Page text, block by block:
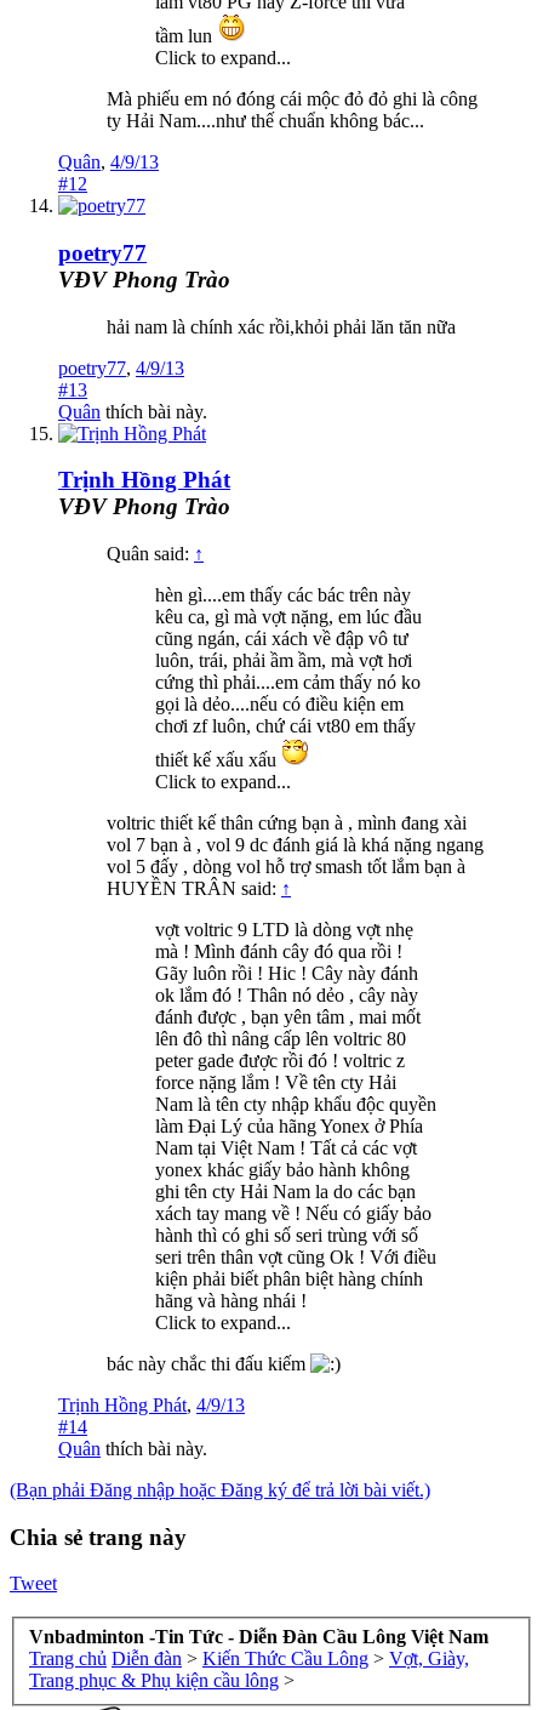
tầm lun
Click to expand...
Mà phiếu em nó đóng cái mộc đỏ đỏ ghi là công
ty Hải Nam....như thế chuẩn không bác...
Quân, 4/9/13
#12
poetry77
VĐV Phong Trào
hải nam là chính xác rồi,khỏi phải lăn tăn nữa
poetry77, 4/9/13
#13
Quân thích bài này.
Trịnh Hồng Phát
VĐV Phong Trào
Quân said: ↑
hèn gì....em thấy các bác trên này
kêu ca, gì mà vợt nặng, em lúc đầu
cũng ngán, cái xách về đập vô tư
luôn, trái, phải ầm ầm, mà vợt hơi
cứng thì phải....em cảm thấy nó ko
gọi là dẻo....nếu có điều kiện em
chơi zf luôn, chứ cái vt80 em thấy
thiết kế xấu xấu
Click to expand...
voltric thiết kế thân cứng bạn à , mình đang xài
vol 7 bạn à , vol 9 dc đánh giá là khá nặng ngang
vol 5 đấy , dòng vol hỗ trợ smash tốt lắm bạn à
HUYỀN TRÂN said: ↑
vợt voltric 9 LTD là dòng vợt nhẹ
mà ! Mình đánh cây đó qua rồi !
Gãy luôn rồi ! Hic ! Cây này đánh
ok lắm đó ! Thân nó dẻo , cây này
đánh được , bạn yên tâm , mai mốt
lên đô thì nâng cấp lên voltric 80
peter gade được rồi đó ! voltric z
force nặng lắm ! Về tên cty Hải
Nam là tên cty nhập khẩu độc quyền
làm Đại Lý của hãng Yonex ở Phía
Nam tại Việt Nam ! Tất cả các vợt
yonex khác giấy bảo hành không
ghi tên cty Hải Nam la do các bạn
xách tay mang về ! Nếu có giấy bảo
hành thì có ghi số seri trùng với số
seri trên thân vợt cũng Ok ! Với điều
kiện phải biết phân biệt hàng chính
hãng và hàng nhái !
Click to expand...
bác này chắc thi đấu kiếm
Trịnh Hồng Phát, 4/9/13
#14
Quân thích bài này.
(Bạn phải Đăng nhập hoặc Đăng ký để trả lời bài viết.)
Chia sẻ trang này
Tweet
Vnbadminton -Tin Tức - Diễn Đàn Cầu Lông Việt Nam
Trang chủ Diễn đàn > Kiến Thức Cầu Lông > Vợt, Giày,
Trang phục & Phụ kiện cầu lông >